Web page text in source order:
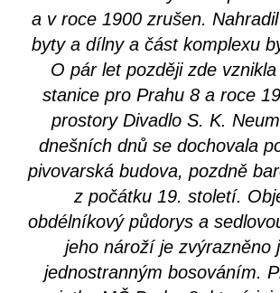
a v roce 1900 zrušen.
byty a dílny a část komplexu
O pár let později zde
stanice pro Prahu 8 a roce
prostory Divadlo S. K.
dnešních dnů se dochovala
pivovarská budova, pozdně
z počátku 19. století.
obdélníkový půdorys a
jeho nároží je zvýrazněno
jednostranným bosováním.